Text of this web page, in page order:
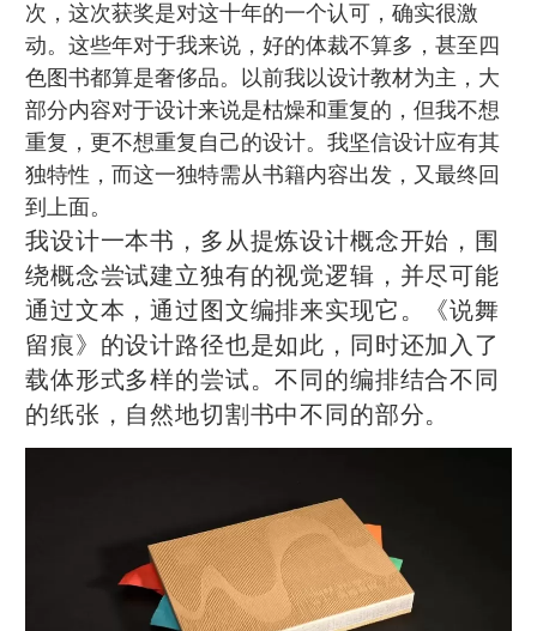
次，这次获奖是对这十年的一个认可，确实很激
动。这些年对于我来说，好的体裁不算多，甚至四
色图书都算是奢侈品。以前我以设计教材为主，大
部分内容对于设计来说是枯燥和重复的，但我不想
重复，更不想重复自己的设计。我坚信设计应有其
独特性，而这一独特需从书籍内容出发，又最终回
到上面。
我设计一本书，多从提炼设计概念开始，围
绕概念尝试建立独有的视觉逻辑，并尽可能
通过文本，通过图文编排来实现它。《说舞
留痕》的设计路径也是如此，同时还加入了
载体形式多样的尝试。不同的编排结合不同
的纸张，自然地切割书中不同的部分。